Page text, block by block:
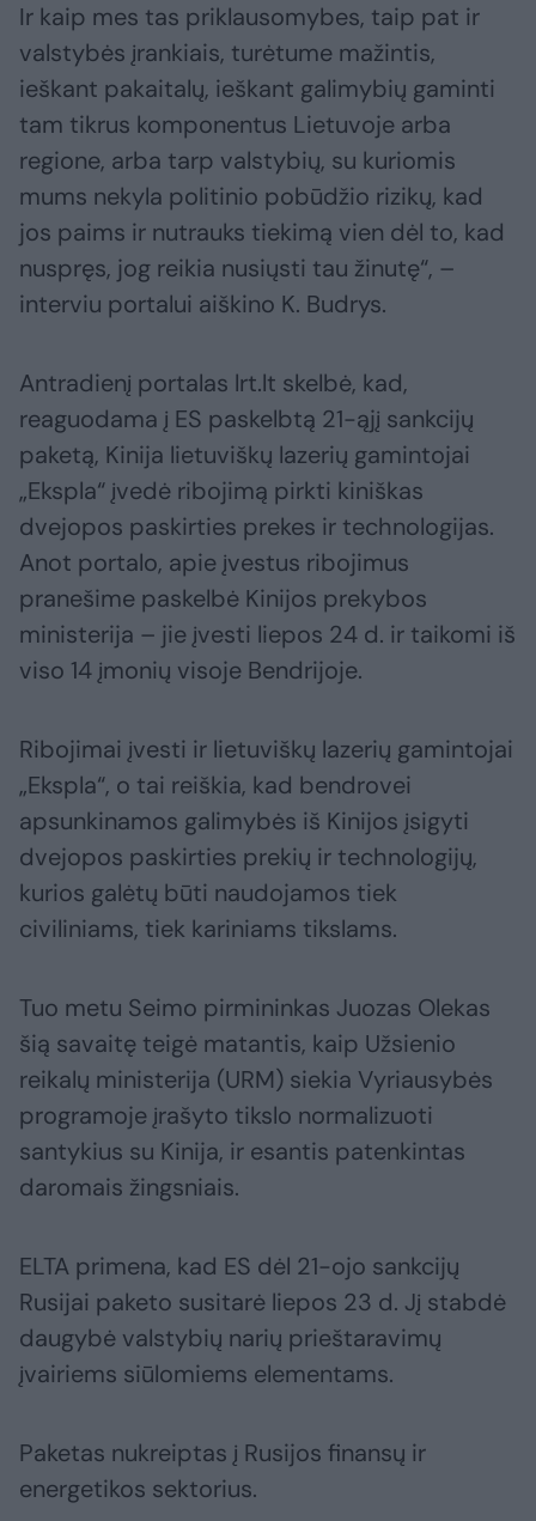
Ir kaip mes tas priklausomybes, taip pat ir
valstybės įrankiais, turėtume mažintis,
ieškant pakaitalų, ieškant galimybių gaminti
tam tikrus komponentus Lietuvoje arba
regione, arba tarp valstybių, su kuriomis
mums nekyla politinio pobūdžio rizikų, kad
jos paims ir nutrauks tiekimą vien dėl to, kad
nuspręs, jog reikia nusiųsti tau žinutę“, –
interviu portalui aiškino K. Budrys.
Antradienį portalas lrt.lt skelbė, kad,
reaguodama į ES paskelbtą 21-ąjį sankcijų
paketą, Kinija lietuviškų lazerių gamintojai
„Ekspla“ įvedė ribojimą pirkti kiniškas
dvejopos paskirties prekes ir technologijas.
Anot portalo, apie įvestus ribojimus
pranešime paskelbė Kinijos prekybos
ministerija – jie įvesti liepos 24 d. ir taikomi iš
viso 14 įmonių visoje Bendrijoje.
Ribojimai įvesti ir lietuviškų lazerių gamintojai
„Ekspla“, o tai reiškia, kad bendrovei
apsunkinamos galimybės iš Kinijos įsigyti
dvejopos paskirties prekių ir technologijų,
kurios galėtų būti naudojamos tiek
civiliniams, tiek kariniams tikslams.
Tuo metu Seimo pirmininkas Juozas Olekas
šią savaitę teigė matantis, kaip Užsienio
reikalų ministerija (URM) siekia Vyriausybės
programoje įrašyto tikslo normalizuoti
santykius su Kinija, ir esantis patenkintas
daromais žingsniais.
ELTA primena, kad ES dėl 21-ojo sankcijų
Rusijai paketo susitarė liepos 23 d. Jį stabdė
daugybė valstybių narių prieštaravimų
įvairiems siūlomiems elementams.
Paketas nukreiptas į Rusijos finansų ir
energetikos sektorius.